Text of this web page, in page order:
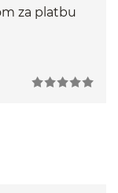
za platbu